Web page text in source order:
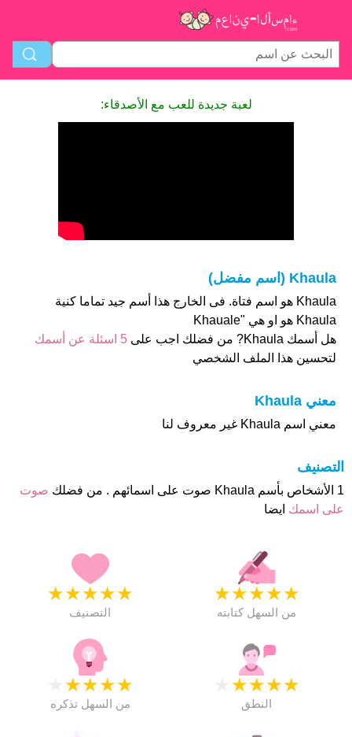
لعبة جديدة للعب مع الأصدقاء:
Khaula (اسم مفضل)
Khaula هو اسم فتاة. فى الخارج هذا أسم جيد تماما كنية
Khaula هو او هي "Khauale
هل أسمك Khaula? من فضلك اجب على
5 اسئلة عن أسمك
لتحسين هذا الملف الشخصي
معني Khaula
معني اسم Khaula غير معروف لنا
التصنيف
1 الأشخاص بأسم Khaula صوت على اسمائهم . من فضلك
صوت
على اسمك ايضا
★
★
★
★
★
التصنيف
★
★
★
★
★
من السهل كتابته
★
★
★
★
من السهل تذكره
★
★
★
★
النطق